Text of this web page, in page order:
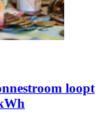
loopt